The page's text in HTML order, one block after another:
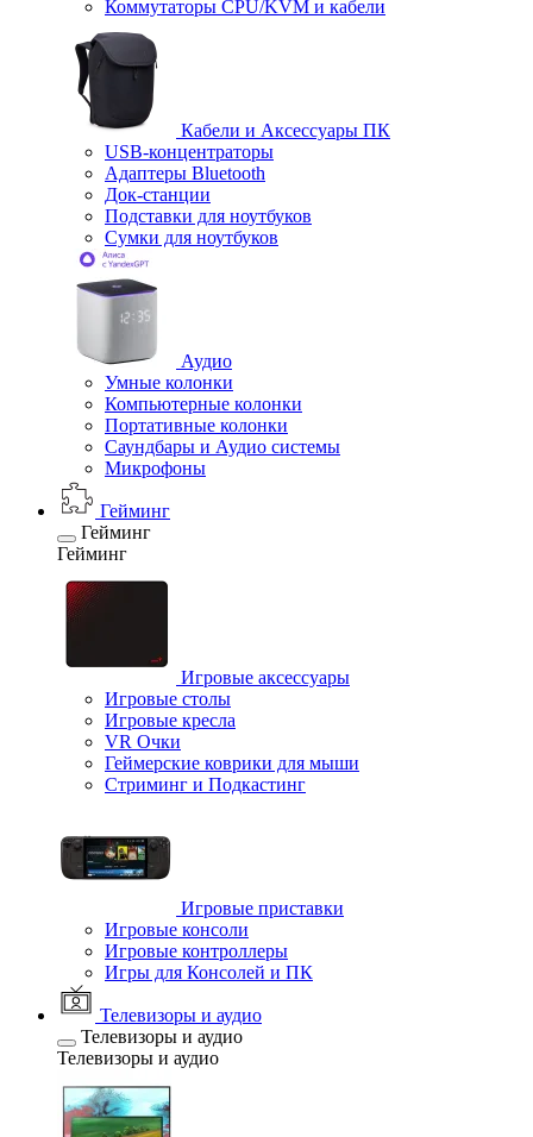
Коммутаторы CPU/KVM и кабели
Кабели и Аксессуары ПК
USB-концентраторы
Адаптеры Bluetooth
Док-станции
Подставки для ноутбуков
Сумки для ноутбуков
Аудио
Умные колонки
Компьютерные колонки
Портативные колонки
Саундбары и Аудио системы
Микрофоны
Гейминг
Гейминг
Гейминг
Игровые аксессуары
Игровые столы
Игровые кресла
VR Очки
Геймерские коврики для мыши
Стриминг и Подкастинг
Игровые приставки
Игровые консоли
Игровые контроллеры
Игры для Консолей и ПК
Телевизоры и аудио
Телевизоры и аудио
Телевизоры и аудио